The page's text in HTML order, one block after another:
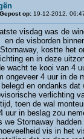
op: 19-12-2012,
visdag was de
de visborden
kostte het
en in deze
wacht te kooi van 4
ongeveer 4 uur in de
en ondanks
verlichting
toen de wal
uur in beslag zou
we Stornaway
vis in het